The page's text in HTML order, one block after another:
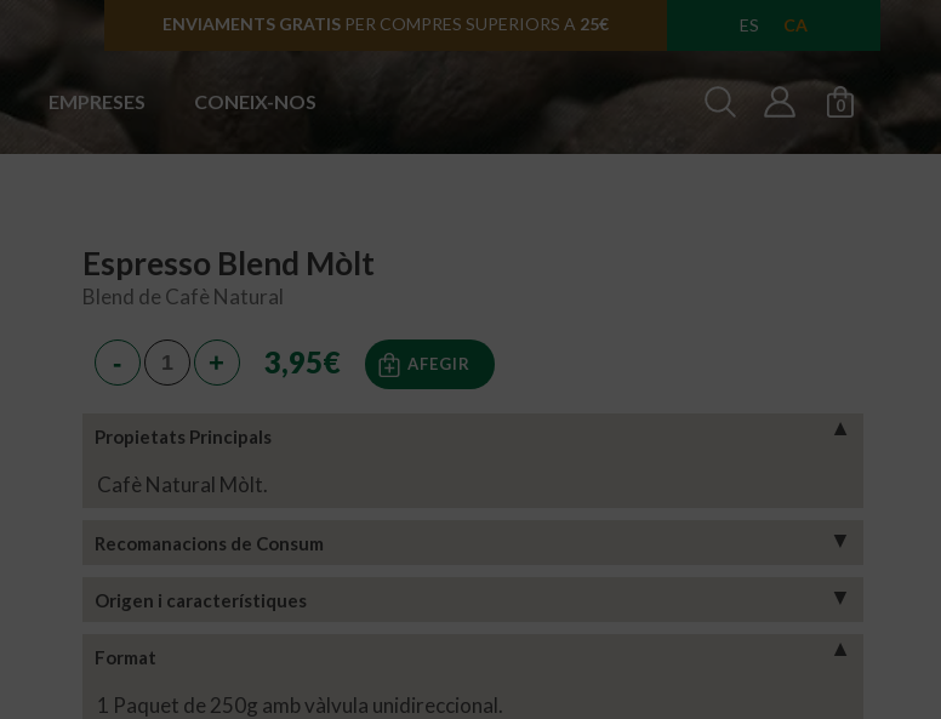
EMPRESES CONEIX-NOS
ENVIAMENTS A PENÍNSULA EN24/48 HORES ES CA
0
Espresso Blend Mòlt
Blend de Cafè Natural
3,95€ AFEGIR
Propietats Principals ▼
Cafè Natural Mòlt.
Recomanacions de Consum ▼
Origen i característiques ▼
Format ▼
1 Paquet de 250g amb vàlvula unidireccional.